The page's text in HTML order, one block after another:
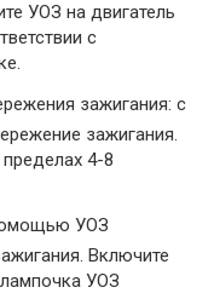
УОЗ на двигатель
с
зажигания: с
зажигания.
4-8
УОЗ
Включите
УОЗ